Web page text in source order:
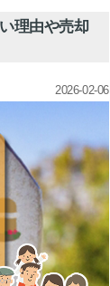
理由や売却
2026-02-06